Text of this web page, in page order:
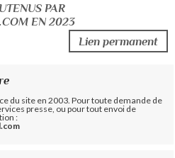
PAR
EN 2023
Lien permanent
du site en 2003. Pour toute demande de
presse, ou pour tout envoi de
: